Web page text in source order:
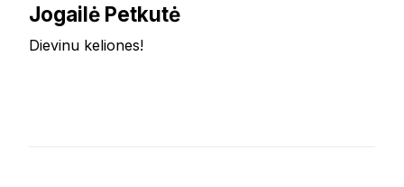
Jogailė Petkutė
Dievinu keliones!